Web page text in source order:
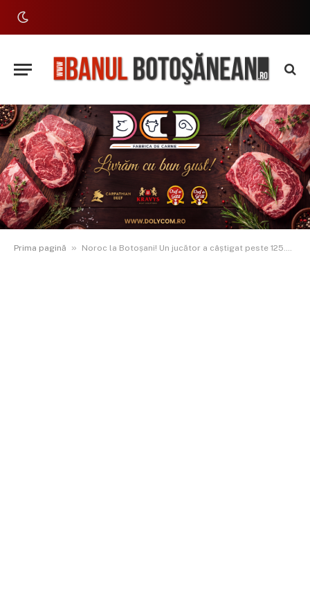
Prima pagină » Noroc la Botoșani! Un jucător a câștigat peste 125.000 de lei la Loto 5/40!